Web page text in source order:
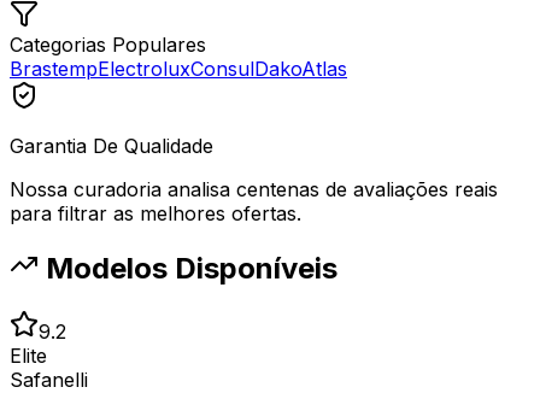
Categorias Populares
BrastempElectroluxConsulDakoAtlas
Garantia De Qualidade
Nossa curadoria analisa centenas de avaliações reais
para filtrar as melhores ofertas.
Modelos Disponíveis
9.2
Elite
Safanelli